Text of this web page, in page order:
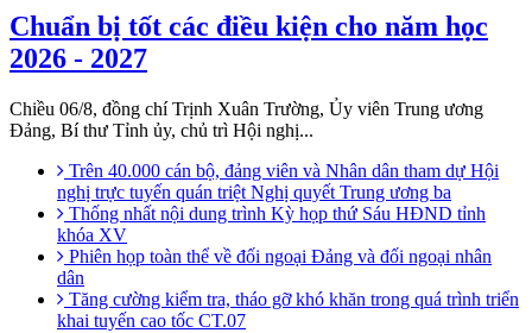
Chuẩn bị tốt các điều kiện cho năm học
2026 - 2027
Chiều 06/8, đồng chí Trịnh Xuân Trường, Ủy viên Trung ương
Đảng, Bí thư Tỉnh ủy, chủ trì Hội nghị...
Trên 40.000 cán bộ, đảng viên và Nhân dân tham dự Hội
nghị trực tuyến quán triệt Nghị quyết Trung ương ba
Thống nhất nội dung trình Kỳ họp thứ Sáu HĐND tỉnh
khóa XV
Phiên họp toàn thể về đối ngoại Đảng và đối ngoại nhân
dân
Tăng cường kiểm tra, tháo gỡ khó khăn trong quá trình triển
khai tuyến cao tốc CT.07